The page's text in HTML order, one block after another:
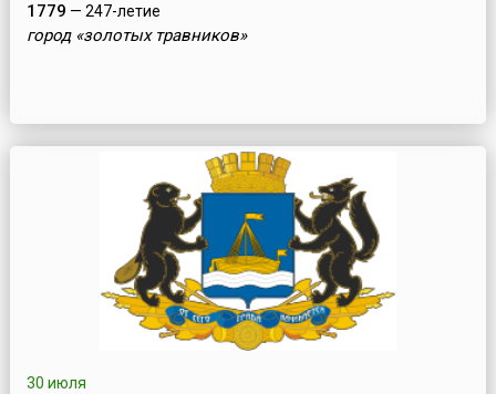
1779 — 247-летие
город «золотых травников»
30 июля